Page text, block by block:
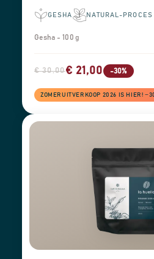
GESHA NATURAL-PROCES
Gesha - 100 g
€ 30,00€ 21,00 -30%